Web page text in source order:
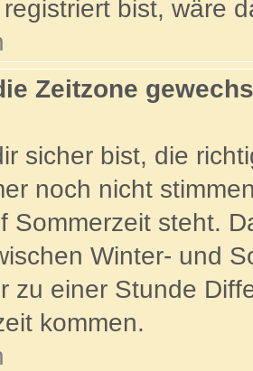
bist, wäre
Zeitzone
sicher bist, die
noch nicht
Sommerzeit steht.
Winter- und
zu einer Stunde
kommen.